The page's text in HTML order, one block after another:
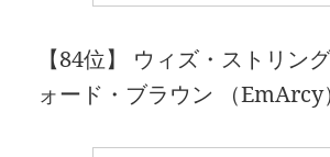
【84位】 ウィズ・ストリン
ォード・ブラウン （EmArcy）